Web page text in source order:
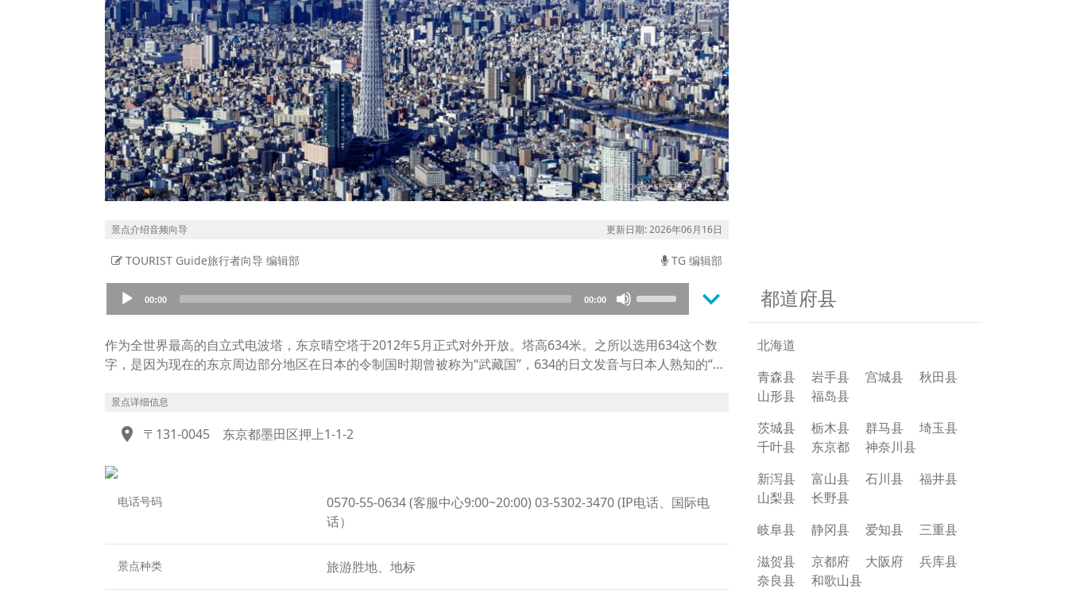
景点介绍音频向导 更新日期: 2026年06月16日
TOURIST Guide旅行者向导 编辑部 TG 编辑部
Audio
Player
00:00 00:00
keys
to
keyboard_arrow_down
作为全世界最高的自立式电波塔，东京晴空塔于2012年5月正式对外开放。塔高634米。之所以选用634这个数
字，是因为现在的东京周边部分地区在日本的令制国时期曾被称为“武藏国”，634的日文发音与日本人熟知的“武
一处是位于离地350米高的“天望甲板”，另一处是离地450米高的“天望回廊”。在展望台举目远眺、可以看到东京
这样的观光设施，同时兼备了商业设施“晴空街道”以及办公楼等，周边范围也被统称为“东京晴空塔城”。
景点详细信息
location_on 〒131-0045 东京都墨田区押上1-1-2
电话号码
0570-55-0634 (客服中心9:00~20:00) 03-5302-3470 (IP电话、国际电
话）
景点种类 旅游胜地、地标
都道府县
北海道
青森县
岩手县 宫城县
秋田县
山形县
福岛县
茨城县
栃木县 群马县
埼玉县
千叶县
东京都
神奈川县
新泻县
富山县 石川县
福井县
山梨县
长野县
岐阜县
静冈县 爱知县
三重县
滋贺县
京都府 大阪府
兵库县
奈良县
和歌山县